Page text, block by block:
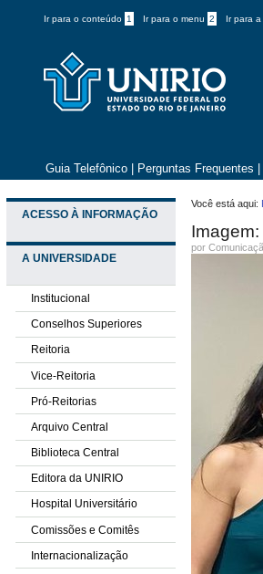
Ir para o conteúdo 1 Ir para o menu 2 Ir para a
Guia Telefônico Perguntas Frequentes
ACESSO À INFORMAÇÃO
A UNIVERSIDADE
Institucional
Conselhos Superiores
Reitoria
Vice-Reitoria
Pró-Reitorias
Arquivo Central
Biblioteca Central
Editora da UNIRIO
Hospital Universitário
Comissões e Comitês
Internacionalização
Você está aqui:
por